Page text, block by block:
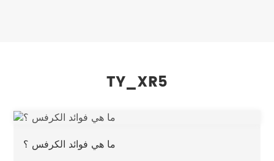
TY_XR5
ما هي فوائد الكرفس ؟